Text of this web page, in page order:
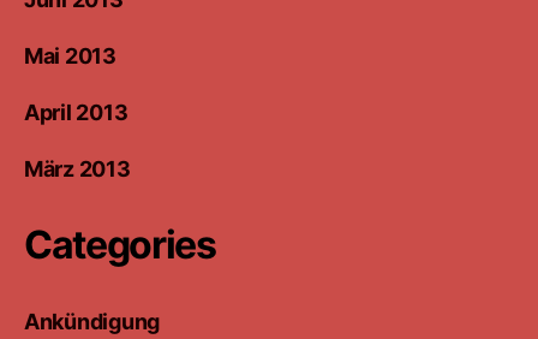
Mai 2013
April 2013
März 2013
Categories
Ankündigung